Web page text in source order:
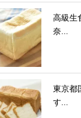
高級生
奈...
東京都
す...